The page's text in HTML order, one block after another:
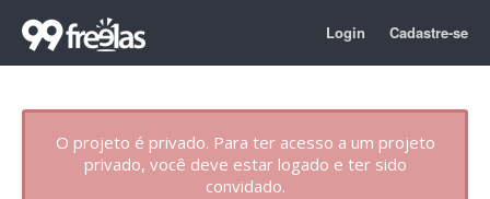
Login Cadastre-se
O projeto é privado. Para ter acesso a um projeto
privado, você deve estar logado e ter sido
convidado.